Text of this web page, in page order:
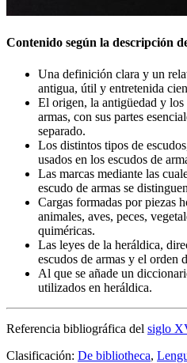
Contenido según la descripción
Una definición clara y un
antigua, útil y entretenida
El origen, la antigüedad y los
armas, con sus partes
separado.
Los distintos tipos de
usados en los escudos de
Las marcas mediante las
escudo de armas se
Cargas formadas por piezas
animales, aves, peces,
quiméricas.
Las leyes de la heráldica,
escudos de armas y el orden
Al que se añade un
utilizados en heráldica.
Referencia bibliográfica del siglo
Clasificación: De bibliotheca,